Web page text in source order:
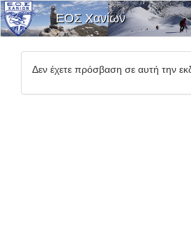
ΕΟΣ Χανίων
Δεν έχετε πρόσβαση σε αυτή την